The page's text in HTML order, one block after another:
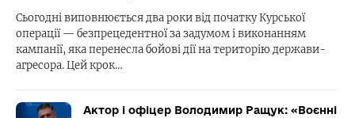
Сьогодні виповнюється два роки від початку Курської
операції — безпрецедентної за задумом і виконанням
кампанії, яка перенесла бойові дії на територію держави-
агресора. Цей крок…
Актор і офіцер Володимир Ращук: «Воєнні